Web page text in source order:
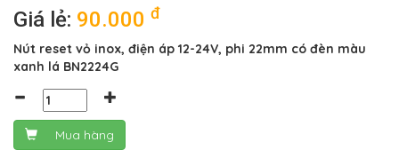
Giá lẻ: 90.000 đ
Nút reset vỏ inox, điện áp 12-24V, phi 22mm có đèn màu
xanh lá BN2224G
Mua hàng